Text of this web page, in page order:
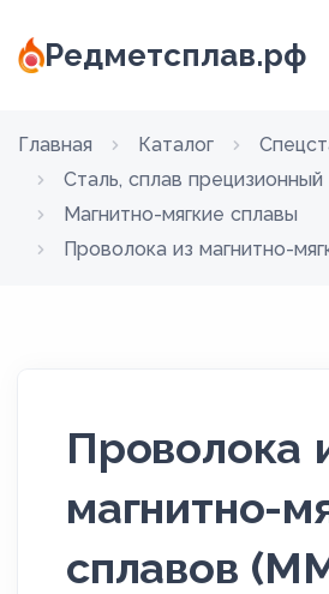
Редметсплав.рф
Главная Каталог
Сталь, сплав прецизионный
Магнитно-мягкие сплавы
Проволока из магнитно-
Проволока
магнитно-
сплавов